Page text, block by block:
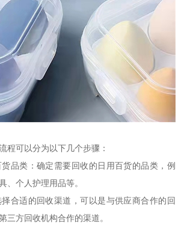
程可以分为以下几个步骤：
品类：确定需要回收的日用百货的品类，例
、个人护理用品等。
合适的回收渠道，可以是与供应商合作的回
三方回收机构合作的渠道。